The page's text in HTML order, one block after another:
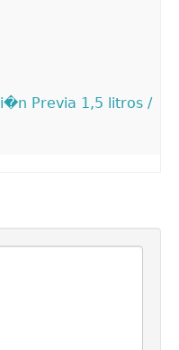
Previa 1,5 litros /